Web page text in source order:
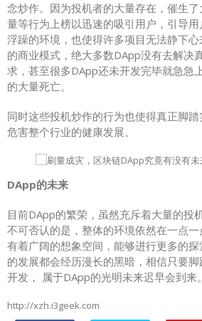
念炒作。因为投机者的大量存在，催生
量等行为上榜以迅速的吸引用户，引导
浮躁的环境，也使得许多项目无法静下
的商业模式，绝大多数DApp没有去解决
求，甚至很多DApp还未开发完毕就急急
的大量死亡。
同时这些投机炒作的行为也使得真正脚踏
危害整个行业的健康发展。
DApp的未来
目前DApp的繁荣，虽然充斥着大量的投
不可否认的是，整体的环境依然在一点
有着广阔的想象空间，能够进行更多的
的发展都会经历漫长的黑暗，相信只要
开发， 属于DApp的光明未来迟早会到来。
http://xzh.i3geek.com